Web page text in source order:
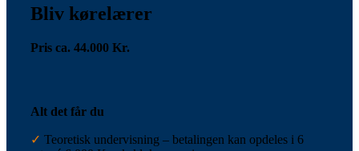
Bliv kørelærer
Pris ca. 44.000 Kr.
Alt det får du
✓ Teoretisk undervisning – betalingen kan opdeles i 6